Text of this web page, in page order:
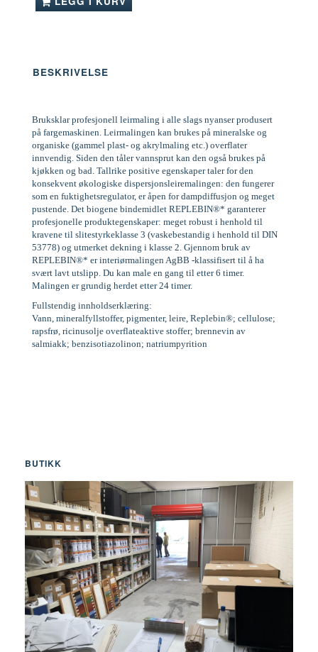
BESKRIVELSE
Bruksklar profesjonell leirmaling i alle slags nyanser produsert
på fargemaskinen. Leirmalingen kan brukes på mineralske og
organiske (gammel plast- og akrylmaling etc.) overflater
innvendig. Siden den tåler vannsprut kan den også brukes på
kjøkken og bad. Tallrike positive egenskaper taler for den
konsekvent økologiske dispersjonsleiremalingen: den fungerer
som en fuktighetsregulator, er åpen for dampdiffusjon og meget
pustende. Det biogene bindemidlet REPLEBIN®* garanterer
profesjonelle produktegenskaper: meget robust i henhold til
kravene til slitestyrkeklasse 3 (vaskebestandig i henhold til DIN
53778) og utmerket dekning i klasse 2. Gjennom bruk av
REPLEBIN®* er interiørmalingen AgBB -klassifisert til å ha
svært lavt utslipp. Du kan male en gang til etter 6 timer.
Malingen er grundig herdet etter 24 timer.
Fullstendig innholdserklæring:
Vann, mineralfyllstoffer, pigmenter, leire, Replebin®; cellulose;
rapsfrø, ricinusolje overflateaktive stoffer; brennevin av
salmiakk; benzisotiazolinon; natriumpyrition
BUTIKK